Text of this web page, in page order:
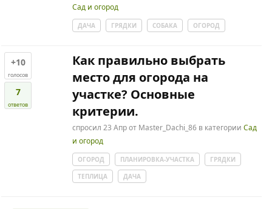
Сад и огород
ДАЧА ГРЯДКИ СОБАКА ОГОРОД
+10
голосов
7
ответов
Как правильно выбрать
место для огорода на
участке? Основные
критерии.
спросил 23 Апр от Master_Dachi_86 в категории Сад
и огород
ОГОРОД ПЛАНИРОВКА-УЧАСТКА
ГРЯДКИ
ТЕПЛИЦА
ДАЧА